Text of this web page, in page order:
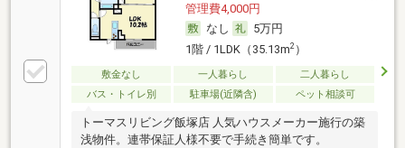
管理費4,000円
なし
5万円
1階 / 1LDK（35.13m2）
敷金なし 一人暮らし
二人暮らし
バス・トイレ別
駐車場(近隣含) ペット相談可
トーマスリビング飯塚店 人気ハウスメーカー施行の築
浅物件。連帯保証人様不要で手続き簡単です。